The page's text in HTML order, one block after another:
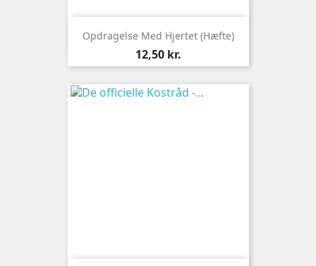
Opdragelse Med Hjertet (hæfte)
Pris
12,50 kr.